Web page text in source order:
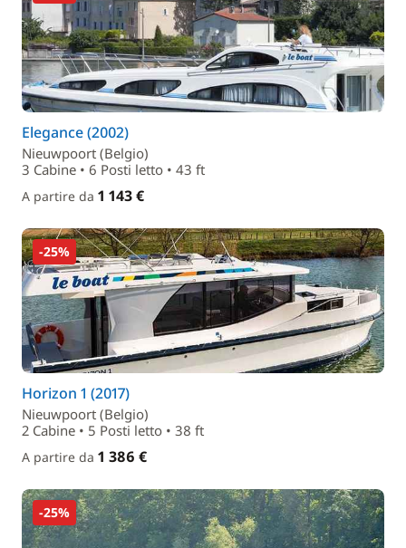
Elegance (2002)
Nieuwpoort (Belgio)
3 Cabine • 6 Posti letto • 43 ft
A partire da 1 143 €
-25%
Horizon 1 (2017)
Nieuwpoort (Belgio)
2 Cabine • 5 Posti letto • 38 ft
A partire da 1 386 €
-25%